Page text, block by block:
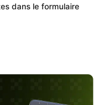
dans le formulaire